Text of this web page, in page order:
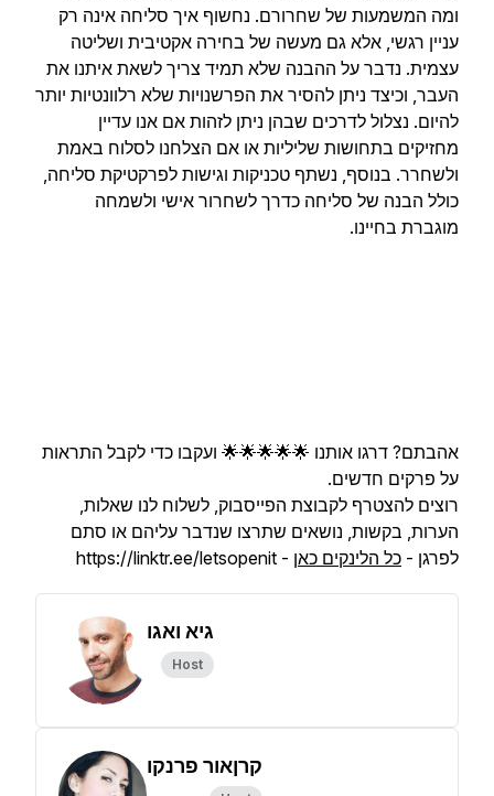
ומה המשמעות של שחרורם. נחשוף איך סליחה אינה רק
עניין רגשי, אלא גם מעשה של בחירה אקטיבית ושליטה
עצמית. נדבר על ההבנה שלא תמיד צריך לשאת איתנו את
העבר, וכיצד ניתן להסיר את הפרשנויות שלא רלוונטיות יותר
להיום. נצלול לדרכים שבהן ניתן לזהות אם אנו עדיין
מחזיקים בתחושות שליליות או אם הצלחנו לסלוח באמת
ולשחרר. בנוסף, נשתף טכניקות וגישות לפרקטיקת סליחה,
כולל הבנה של סליחה כדרך לשחרור אישי ולשמחה
מוגברת בחיינו.
אהבתם? דרגו אותנו 🌟🌟🌟🌟🌟 ועקבו כדי לקבל התראות
על פרקים חדשים.
רוצים להצטרף לקבוצת הפייסבוק, לשלוח לנו שאלות,
הערות, בקשות, נושאים שתרצו שנדבר עליהם או סתם
לפרגן - כל הלינקים כאן - https://linktr.ee/letsopenit
גיא ואגו
Host
קרןאור פרנקו